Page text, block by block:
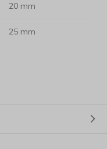
20 mm
25 mm